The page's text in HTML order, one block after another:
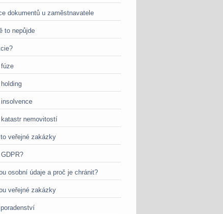
dokumentů u zaměstnavatele
to nepůjde
nemovitostí
veřejné zakázky
osobní údaje a proč je chránit?
veřejné zakázky